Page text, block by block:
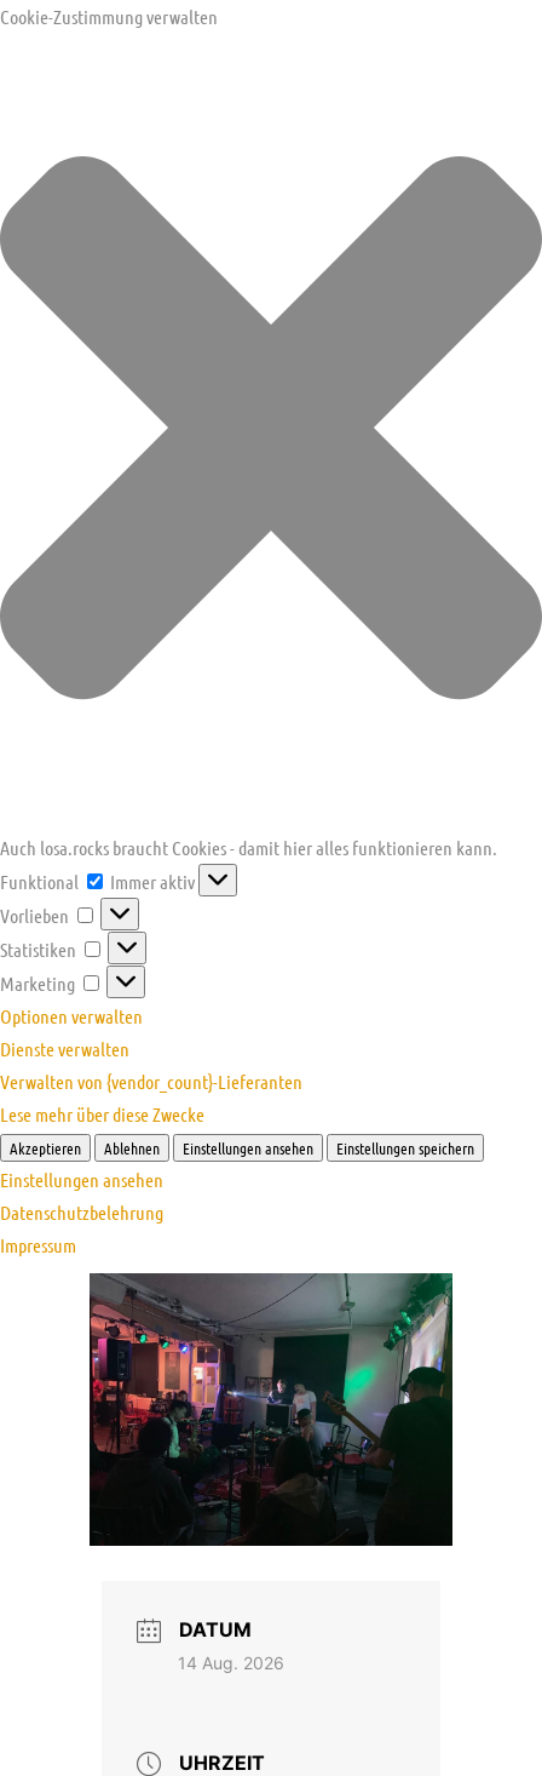
Cookie-Zustimmung verwalten
Auch losa.rocks braucht Cookies - damit hier alles funktionieren kann.
Funktional
Funktional
Immer aktiv
Vorlieben
Vorlieben
Statistiken
Statistiken
Marketing
Marketing
Optionen verwalten
Dienste verwalten
Verwalten von {vendor_count}-Lieferanten
Lese mehr über diese Zwecke
Akzeptieren Ablehnen Einstellungen ansehen Einstellungen speichern
Einstellungen ansehen
Datenschutzbelehrung
Impressum
DATUM
14 Aug. 2026
UHRZEIT